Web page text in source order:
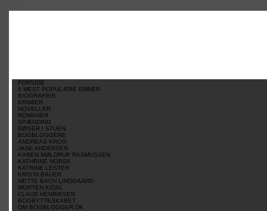
FORSIDE
5 MEST POPULÆRE EMNER
BIOGRAFIER
KRIMIER
NOVELLER
ROMANER
SPÆNDING
BØGER I STUEN
BOGBLOGGERE
ANDREAS KROG
JANE ANDERSEN
KAREN MØLDRUP RASMUSSEN
KATHRINE NORSK
KATRINE LESTER
KRISTA BAUER
METTE BACH LINDGAARD
MORTEN KIDAL
CLAUS HENRIKSEN
BOGBYTTESKABET
OM BOGBLOGGER.DK